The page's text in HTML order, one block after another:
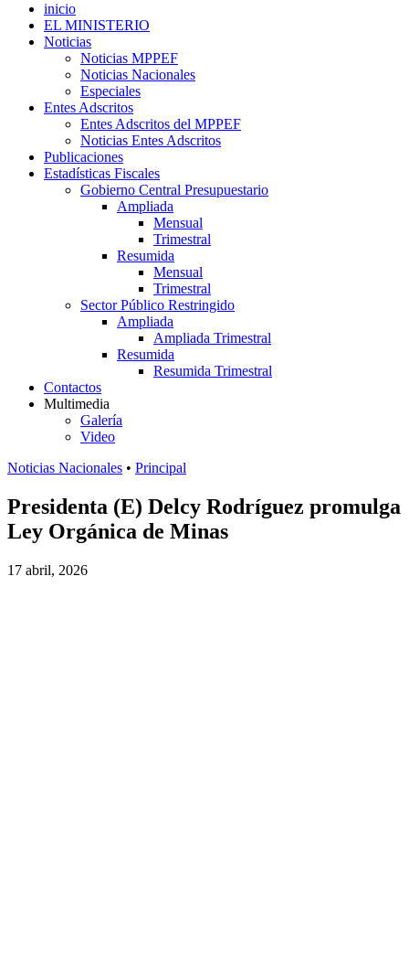
inicio
EL MINISTERIO
Noticias
Noticias MPPEF
Noticias Nacionales
Especiales
Entes Adscritos
Entes Adscritos del MPPEF
Noticias Entes Adscritos
Publicaciones
Estadísticas Fiscales
Gobierno Central Presupuestario
Ampliada
Mensual
Trimestral
Resumida
Mensual
Trimestral
Sector Público Restringido
Ampliada
Ampliada Trimestral
Resumida
Resumida Trimestral
Contactos
Multimedia
Galería
Video
Noticias Nacionales • Principal
Presidenta (E) Delcy Rodríguez promulga
Ley Orgánica de Minas
17 abril, 2026